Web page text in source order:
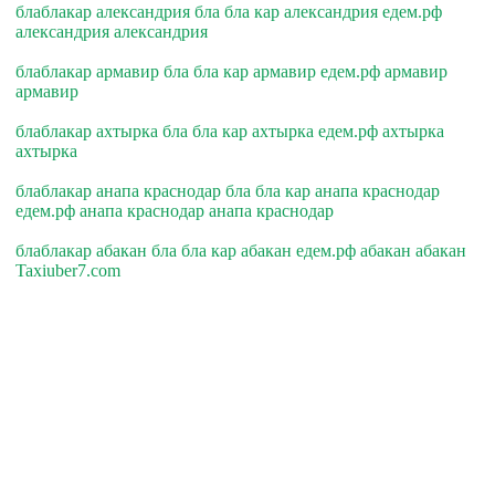
блаблакар александрия бла бла кар александрия едем.рф
александрия александрия
блаблакар армавир бла бла кар армавир едем.рф армавир
армавир
блаблакар ахтырка бла бла кар ахтырка едем.рф ахтырка
ахтырка
блаблакар анапа краснодар бла бла кар анапа краснодар
едем.рф анапа краснодар анапа краснодар
блаблакар абакан бла бла кар абакан едем.рф абакан абакан
Taxiuber7.com